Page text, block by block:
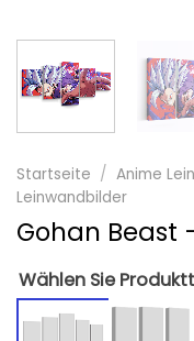
Startseite / Anime
Leinwandbilder
Gohan Beast
Wählen Sie